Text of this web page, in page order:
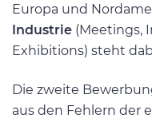
Europa und
Industrie (Meetings,
Exhibitions) steht
Die zweite
aus den Fehlern der